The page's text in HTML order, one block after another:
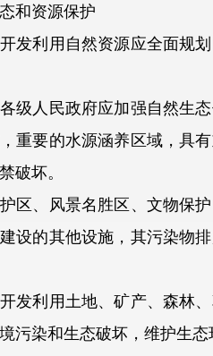
资源保护
利用自然资源应全面规划
人民政府应加强自然生态
重要的水源涵养区域，具
破坏。
、风景名胜区、文物保护
设的其他设施，其污染物
利用土地、矿产、森林、
污染和生态破坏，维护生